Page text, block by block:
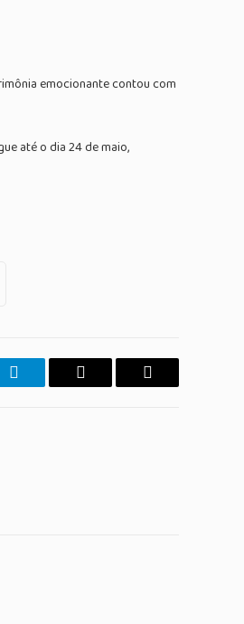
emocionante contou com
até o dia 24 de maio,
TelegramaCopiar
E-